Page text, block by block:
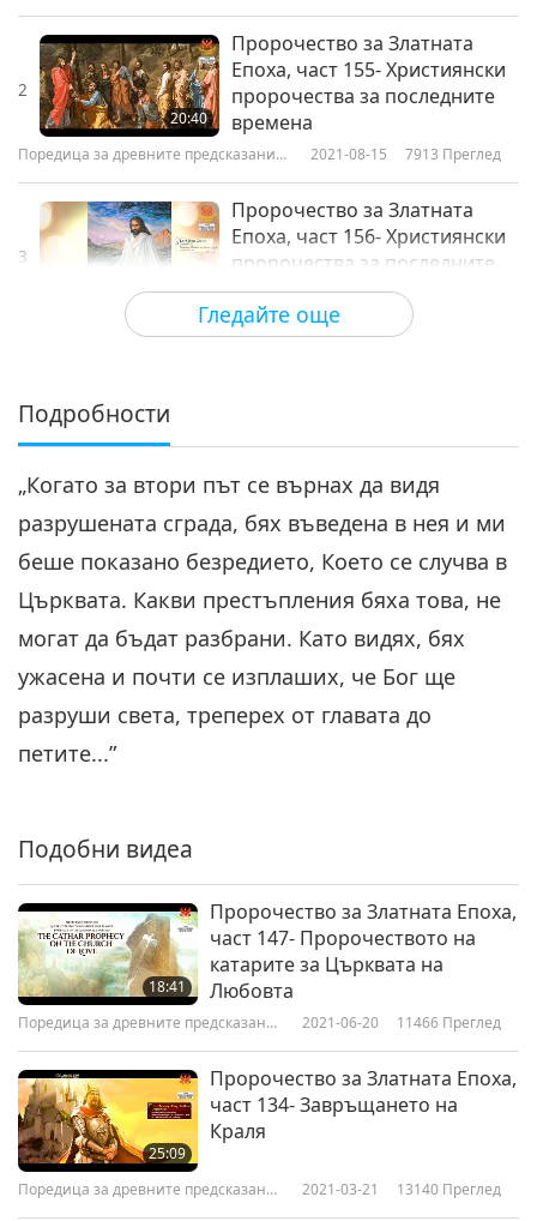
Гледайте още
2
20:40
Пророчество за Златната
Епоха, част 155- Християнски
пророчества за последните
времена
Поредица за древните предсказания
2021-08-15 7913 Преглед
3
Пророчество за Златната
Епоха, част 156- Християнски
пророчества за последните
времена
Поредица за древните предсказания
за нашата планета
2021-08-22 7563
4
19:44
времена
Поредица за древните предсказания
2021-08-29 7734
Пророчество за Златната
Епоха, част 158-
Християнски пророчества
Поредица за древните
предсказания за нашата планета
7066
6
Пророчество за Златната
Епоха, част 159- Християнски
за нашата планета
7
24:24
Епоха, част 160- Християнски
пророчества за последните
времена
Поредица за древните предсказания
за нашата планета
8
20:48
Епоха, част 161- Християнски
пророчества за последните
времена
Поредица за древните предсказания
за нашата планета
Подробности
„Когато за втори път се върнах да видя
разрушената сграда, бях въведена в нея и ми
беше показано безредието, Което се случва в
Църквата. Какви престъпления бяха това, не
могат да бъдат разбрани. Като видях, бях
ужасена и почти се изплаших, че Бог ще
разруши света, треперех от главата до
петите...”
Подобни видеа
18:41
Пророчество за Златната Епоха,
част 147- Пророчеството на
катарите за Църквата на
Любовта
Поредица за древните предсказания
2021-06-20 11466 Преглед
25:09
Пророчество за Златната Епоха,
част 134- Завръщането на
Краля
Поредица за древните предсказания
2021-03-21 13140 Преглед